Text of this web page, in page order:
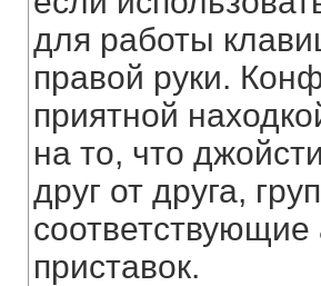
для работы
правой руки.
приятной
на то, что
друг от друга,
приставок.